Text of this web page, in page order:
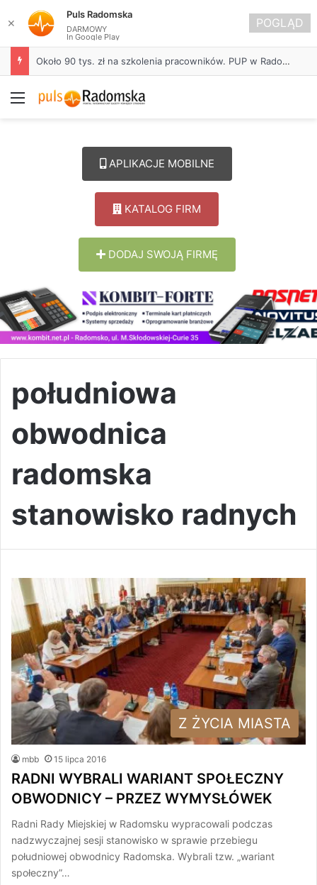
Około 90 tys. zł na szkolenia pracowników. PUP w Radomsku ogłasza nabór wniosków
Menu
APLIKACJE MOBILNE
KATALOG FIRM
DODAJ SWOJĄ FIRMĘ
południowa
obwodnica
radomska
stanowisko radnych
Z ŻYCIA MIASTA
mbb 15 lipca 2016
RADNI WYBRALI WARIANT SPOŁECZNY
OBWODNICY – PRZEZ WYMYSŁÓWEK
Radni Rady Miejskiej w Radomsku wypracowali podczas
nadzwyczajnej sesji stanowisko w sprawie przebiegu
południowej obwodnicy Radomska. Wybrali tzw. „wariant
społeczny”…
✕
Puls Radomska
DARMOWY
In Google Play
POGLĄD